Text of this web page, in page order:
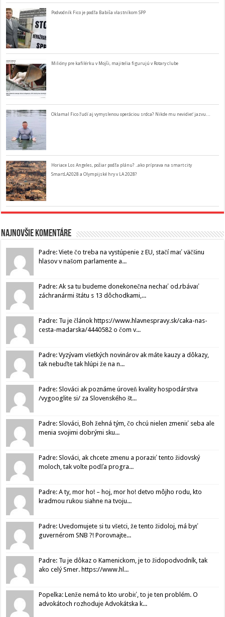
Podvodník Fico je podľa Babiša vlastníkom SPP
Milióny pre kafilérku v Mojši, majitelia figurujú v Rotary clube
Oklamal Fico ľudí aj vymyslenou operáciou srdca? Nikde mu nevidieť jazvu…
Horiace Los Angeles, požiar podľa plánu? ..ako príprava na smart city
SmartLA2028 a Olympijské hry v LA 2028?
Najnovšie komentáre
Padre: Viete čo treba na vystúpenie z EU, stačí mať väčšinu
hlasov v našom parlamente a...
Padre: Ak sa tu budeme donekonečna nechať od.rbávať
záchranármi štátu s 13 dôchodkami,...
Padre: Tu je článok https://www.hlavnespravy.sk/caka-nas-
cesta-madarska/4440582 o čom v...
Padre: Vyzývam všetkých novinárov ak máte kauzy a dôkazy,
tak nebuďte tak hlúpi že na n...
Padre: Slováci ak poznáme úroveň kvality hospodárstva
/vygooglite si/ za Slovenského št...
Padre: Slováci, Boh žehná tým, čo chcú nielen zmeniť seba ale
menia svojimi dobrými sku...
Padre: Slováci, ak chcete zmenu a poraziť tento židovský
moloch, tak volte podľa progra...
Padre: A ty, mor ho! – hoj, mor ho! detvo môjho rodu, kto
kradmou rukou siahne na tvoju...
Padre: Uvedomujete si tu všetci, že tento židoloj, má byť
guvernérom SNB ?! Porovnajte...
Padre: Tu je dôkaz o Kamenickom, je to židopodvodník, tak
ako celý Smer. https://www.hl...
Popelka: Lenže nemá to kto urobiť, to je ten problém. O
advokátoch rozhoduje Advokátska k...